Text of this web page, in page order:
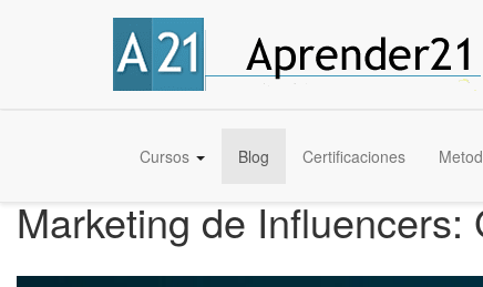
Cursos Blog Certificaciones
Marketing de